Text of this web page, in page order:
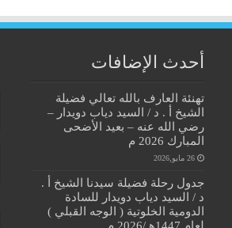
.c
o
m
أحدث الإضافات
تهنئة العارف بالله تعالي فضيلة
الشيخ أ . د / السيد دياب دويدار –
رضي الله عنه – بعيد الأضحى
المبارك 2026 م
26 مايو,2026
جدول رحلة فضيلة سيدنا الشيخ أ .
د / السيد دياب دويدار للسادة
الدومية الخلوتية ( الوجه القبلي )
لعام 1447هـ/2026 م